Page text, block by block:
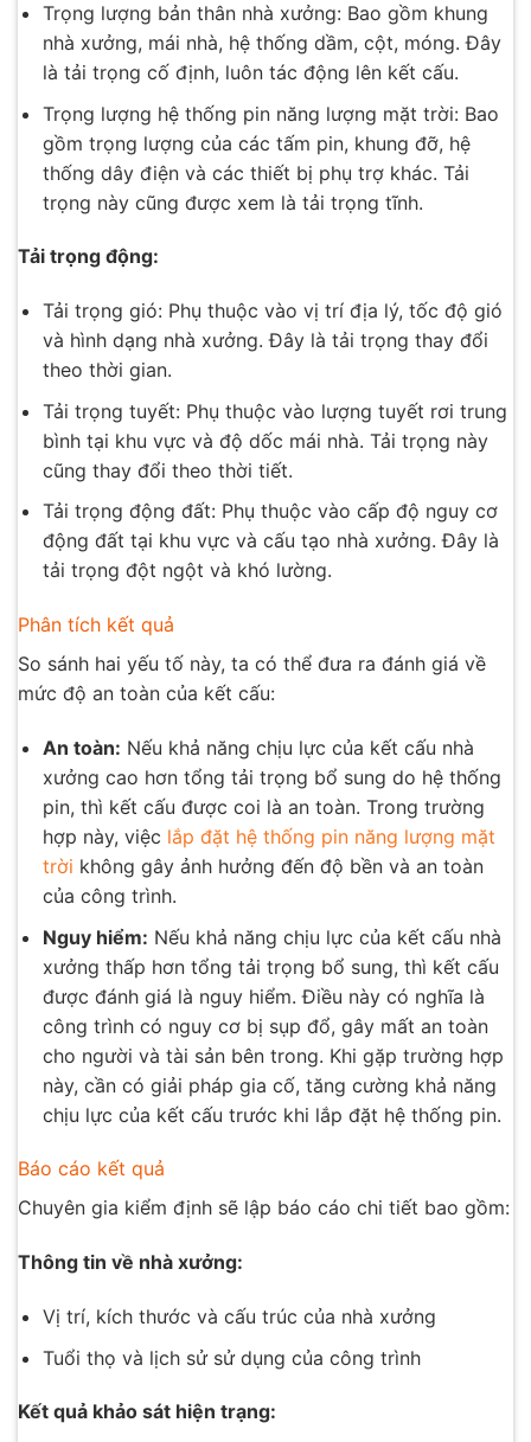
Trọng lượng bản thân nhà xưởng: Bao gồm khung
nhà xưởng, mái nhà, hệ thống dầm, cột, móng. Đây
là tải trọng cố định, luôn tác động lên kết cấu.
Trọng lượng hệ thống pin năng lượng mặt trời: Bao
gồm trọng lượng của các tấm pin, khung đỡ, hệ
thống dây điện và các thiết bị phụ trợ khác. Tải
trọng này cũng được xem là tải trọng tĩnh.
Tải trọng động:
Tải trọng gió: Phụ thuộc vào vị trí địa lý, tốc độ gió
và hình dạng nhà xưởng. Đây là tải trọng thay đổi
theo thời gian.
Tải trọng tuyết: Phụ thuộc vào lượng tuyết rơi trung
bình tại khu vực và độ dốc mái nhà. Tải trọng này
cũng thay đổi theo thời tiết.
Tải trọng động đất: Phụ thuộc vào cấp độ nguy cơ
động đất tại khu vực và cấu tạo nhà xưởng. Đây là
tải trọng đột ngột và khó lường.
Phân tích kết quả
So sánh hai yếu tố này, ta có thể đưa ra đánh giá về
mức độ an toàn của kết cấu:
An toàn: Nếu khả năng chịu lực của kết cấu nhà
xưởng cao hơn tổng tải trọng bổ sung do hệ thống
pin, thì kết cấu được coi là an toàn. Trong trường
hợp này, việc lắp đặt hệ thống pin năng lượng mặt
trời không gây ảnh hưởng đến độ bền và an toàn
của công trình.
Nguy hiểm: Nếu khả năng chịu lực của kết cấu nhà
xưởng thấp hơn tổng tải trọng bổ sung, thì kết cấu
được đánh giá là nguy hiểm. Điều này có nghĩa là
công trình có nguy cơ bị sụp đổ, gây mất an toàn
cho người và tài sản bên trong. Khi gặp trường hợp
này, cần có giải pháp gia cố, tăng cường khả năng
chịu lực của kết cấu trước khi lắp đặt hệ thống pin.
Báo cáo kết quả
Chuyên gia kiểm định sẽ lập báo cáo chi tiết bao gồm:
Thông tin về nhà xưởng:
Vị trí, kích thước và cấu trúc của nhà xưởng
Tuổi thọ và lịch sử sử dụng của công trình
Kết quả khảo sát hiện trạng: